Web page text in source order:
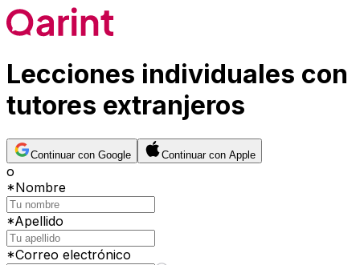
Lecciones individuales con
tutores extranjeros
Continuar con Google Continuar con Apple
o
*Nombre
*Apellido
*Correo electrónico